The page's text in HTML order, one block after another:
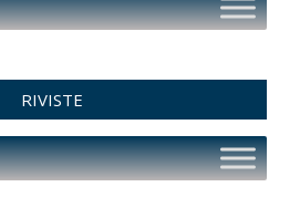
RIVISTE